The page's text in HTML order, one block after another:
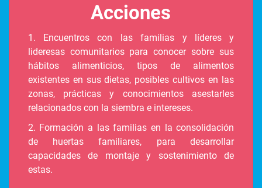
Acciones
1. Encuentros con las familias y líderes y
lideresas comunitarios para conocer sobre sus
hábitos alimenticios, tipos de alimentos
existentes en sus dietas, posibles cultivos en las
zonas, prácticas y conocimientos asestarles
relacionados con la siembra e intereses.
2. Formación a las familias en la consolidación
de huertas familiares, para desarrollar
capacidades de montaje y sostenimiento de
estas.